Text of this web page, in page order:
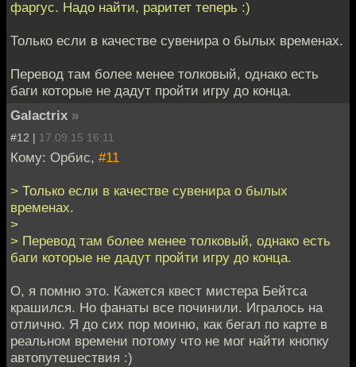
фаргус. Надо найти, раритет теперь :)
Только если в качестве сувенира о былых временах.
Перевод там более менее толковый, однако есть
баги которые не дадут пройти игру до конца.
Galactrix »
#12 | 17.09.15 16:11
Кому: Орбис, #11
> Только если в качестве сувенира о былых
временах.
>
> Перевод там более менее толковый, однако есть
баги которые не дадут пройти игру до конца.
О, я помню это. Кажется квест мистера Бейтса
крашился. Но фанаты все починили. Игралось на
отлично. Я до сих пор моиню, как бегал по карте в
реальном времени потому что не мог найти кнопку
автопутешествия :)